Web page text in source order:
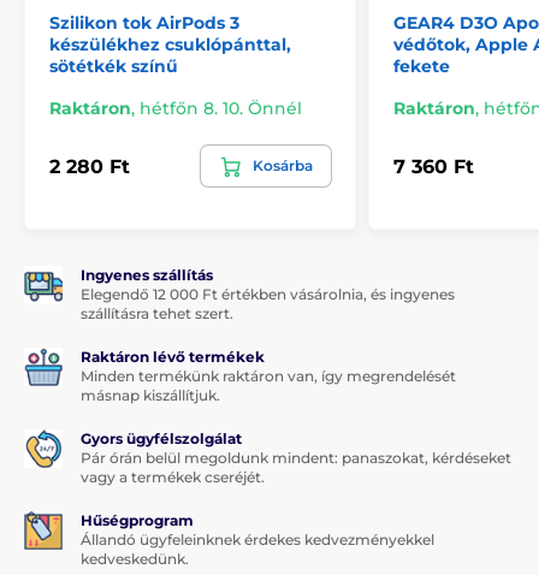
Szilikon tok AirPods 3
készülékhez csuklópánttal,
sötétkék színű
Raktáron, hétfőn 8. 10. Önnél
2 280 Ft Kosárba
GEAR4 D3O
védőtok, Apple
fekete
Raktáron,
7 360 Ft
Ingyenes szállítás
Elegendő 12 000 Ft értékben vásárolnia, és ingyenes
szállításra tehet szert.
Raktáron lévő termékek
Minden termékünk raktáron van, így megrendelését
másnap kiszállítjuk.
Gyors ügyfélszolgálat
Pár órán belül megoldunk mindent: panaszokat, kérdéseket
vagy a termékek cseréjét.
Hűségprogram
Állandó ügyfeleinknek érdekes kedvezményekkel
kedveskedünk.